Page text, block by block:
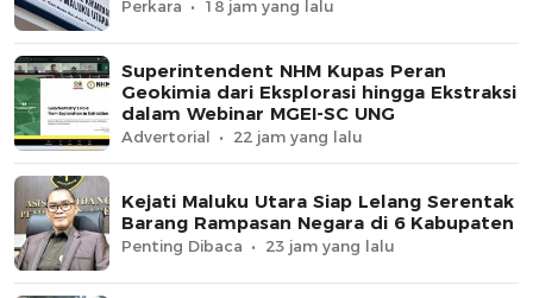
Perkara 18 jam yang lalu
Superintendent NHM Kupas Peran
Geokimia dari Eksplorasi hingga Ekstraksi
dalam Webinar MGEI-SC UNG
Advertorial 22 jam yang lalu
Kejati Maluku Utara Siap Lelang Serentak
Barang Rampasan Negara di 6 Kabupaten
Penting Dibaca 23 jam yang lalu